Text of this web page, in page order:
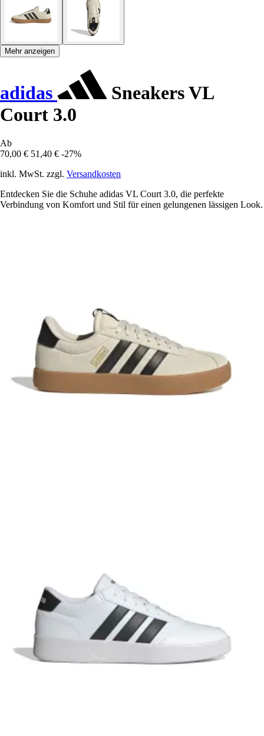
Mehr anzeigen
adidas
Sneakers VL
Court 3.0
Ab
70,00 € 51,40 € -27%
inkl. MwSt. zzgl. Versandkosten
Entdecken Sie die Schuhe adidas VL Court 3.0, die perfekte
Verbindung von Komfort und Stil für einen gelungenen lässigen Look.